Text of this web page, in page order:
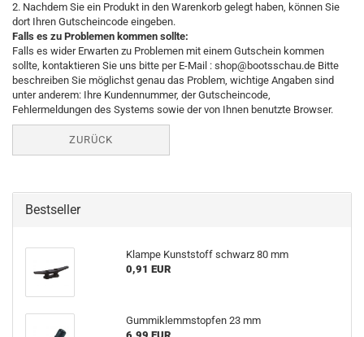
2. Nachdem Sie ein Produkt in den Warenkorb gelegt haben, können Sie
dort Ihren Gutscheincode eingeben.
Falls es zu Problemen kommen sollte:
Falls es wider Erwarten zu Problemen mit einem Gutschein kommen
sollte, kontaktieren Sie uns bitte per E-Mail : shop@bootsschau.de Bitte
beschreiben Sie möglichst genau das Problem, wichtige Angaben sind
unter anderem: Ihre Kundennummer, der Gutscheincode,
Fehlermeldungen des Systems sowie der von Ihnen benutzte Browser.
ZURÜCK
Bestseller
Klampe Kunststoff schwarz 80 mm
0,91 EUR
Gummiklemmstopfen 23 mm